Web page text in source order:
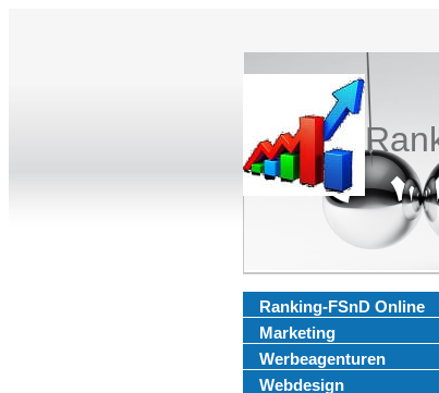
Ranking-FSnD Online
Marketing
Werbeagenturen
Webdesign